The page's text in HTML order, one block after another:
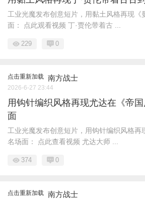
工业光魔发布创意短片，用黏土风格再现《
面： 点此观看视频 丁·贾伦带着古 ...
229 0
点击重新加载 南方战士
2026-6-27 23:44
用钩针编织风格再现尤达在《帝
面
工业光魔发布创意短片，用钩针编织风格再
名场面： 点此查看视频 尤达大师 ...
374 0
点击重新加载 南方战士